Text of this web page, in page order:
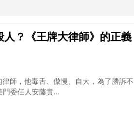
人？《王牌大律師》的正義
師，他毒舌、傲慢、自大，為了勝訴不
委任人安藤貴...